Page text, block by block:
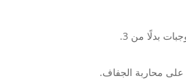
على محاربة الجفاف.